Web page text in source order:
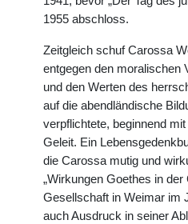
1955 abschloss.
Zeitgleich schuf Carossa
entgegen den moralischen
und den Werten des
auf die abendländische
verpflichtete, beginnend
Geleit. Ein
die Carossa mutig und
„Wirkungen Goethes in
Gesellschaft in Weimar im
auch Ausdruck in seiner